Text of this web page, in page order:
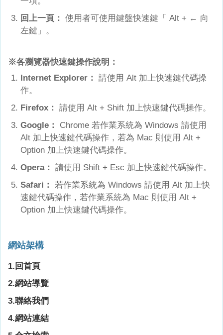
回上一頁：
使用者可使用鍵盤快速鍵「 Alt + ← 向
左鍵」。
※各瀏覽器快速鍵操作說明：
Internet Explorer ：
請使用 Alt 加上快速鍵代碼操
作。
Firefox ：
請使用 Alt + Shift 加上快速鍵代碼操作。
Google ：
Chrome 若作業系統為 Windows 請使用
Alt 加上快速鍵代碼操作，若為 Mac 則使用 Alt +
Option 加上快速鍵代碼操作。
Opera：
請使用 Shift + Esc 加上快速鍵代碼操作。
Safari ： 若作業系統為 Windows 請使用 Alt 加上快
速鍵代碼操作，若作業系統為 Mac 則使用 Alt +
Option 加上快速鍵代碼操作。
網站架構
1.回首頁
2.網站導覽
3.聯絡我們
4.網站連結